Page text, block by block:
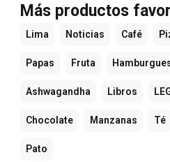
Más productos
Lima Noticias Café
Papas Fruta
Ashwagandha Libros
Chocolate Manzanas Té
Pato